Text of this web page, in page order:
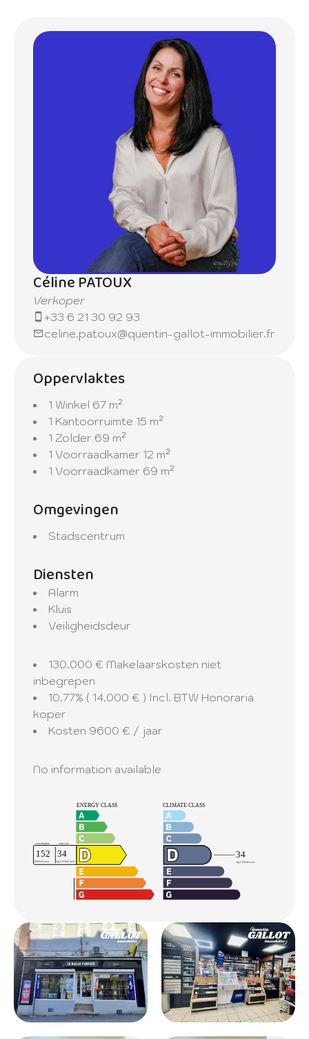
Céline PATOUX
Verkoper
+33 6 21 30 92 93
celine.patoux@quentin-gallot-immobilier.fr
Oppervlaktes
1 Winkel 67 m²
1 Kantoorruimte 15 m²
1 Zolder 69 m²
1 Voorraadkamer 12 m²
1 Voorraadkamer 69 m²
Omgevingen
Stadscentrum
Diensten
Alarm
Kluis
Veiligheidsdeur
130.000 € Makelaarskosten niet
inbegrepen
10.77% ( 14.000 € ) Incl. BTW Honoraria
koper
Kosten 9600 € / jaar
No information available